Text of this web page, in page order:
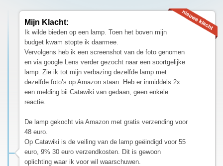
Mijn Klacht:
Ik wilde bieden op een lamp. Toen het boven mijn
budget kwam stopte ik daarmee.
Vervolgens heb ik een screenshot van de foto genomen
en via google Lens verder gezocht naar een soortgelijke
lamp. Zie ik tot mijn verbazing dezelfde lamp met
dezelfde foto’s op Amazon staan. Heb er inmiddels 2x
een melding bii Catawiki van gedaan, geen enkele
reactie.
De lamp gekocht via Amazon met gratis verzending voor
48 euro.
Op Catawiki is de veiling van de lamp geëindigd voor 55
euro, 9% 30 euro verzendkosten. Dit is gewoon
oplichting waar ik voor wil waarschuwen.